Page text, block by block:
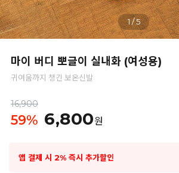
1 /5
마이 버디 뽀글이 실내화 (여성용)
귀여움까지 챙긴 보온신발
16,900
59% 6,800원
앱 결제 시 2% 즉시 추가할인